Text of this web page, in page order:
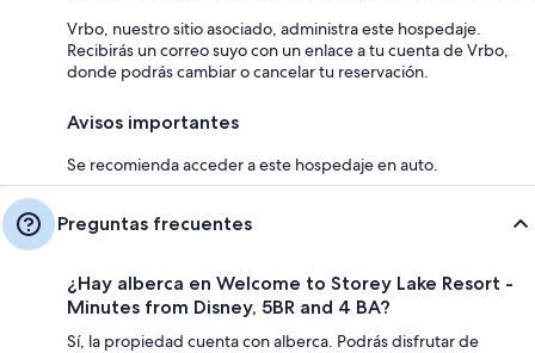
Vrbo, nuestro sitio asociado, administra este hospedaje.
Recibirás un correo suyo con un enlace a tu cuenta de Vrbo,
donde podrás cambiar o cancelar tu reservación.
Avisos importantes
Se recomienda acceder a este hospedaje en auto.
Preguntas frecuentes
¿Hay alberca en Welcome to Storey Lake Resort -
Minutes from Disney, 5BR and 4 BA?
Sí, la propiedad cuenta con alberca. Podrás disfrutar de